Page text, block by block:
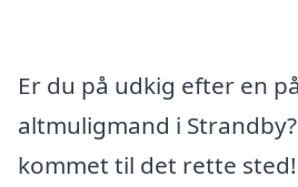
Er du på udkig efter en
altmuligmand i
kommet til det rette